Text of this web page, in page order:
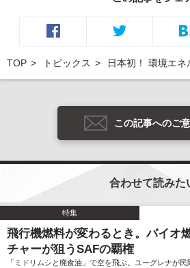
TOP トピックス 日本初！ 環境エ
この記事へのご
合わせて読みた
特集
飛行機燃料が変わるとき。バイオ
チャーが狙うSAFの覇権
「ミドリムシと廃食油」で空を飛ぶ。ユーグレナが民